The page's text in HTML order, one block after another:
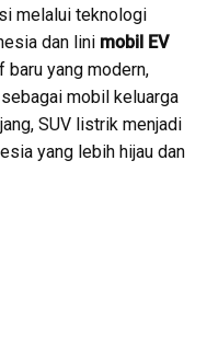
melalui teknologi
dan lini mobil EV
yang modern,
mobil keluarga
SUV listrik menjadi
yang lebih hijau dan